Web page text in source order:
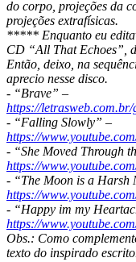
do corpo, projeções da
projeções extrafísicas.
***** Enquanto eu
CD “All That Echoes”,
Então, deixo, na
aprecio nesse disco.
- “Brave” –
https://
- “Falling Slowly” –
https://
- “She Moved Through
https://
- “The Moon is a Harsh
https://
- “Happy im my
https://
Obs.: Como
texto do inspirado